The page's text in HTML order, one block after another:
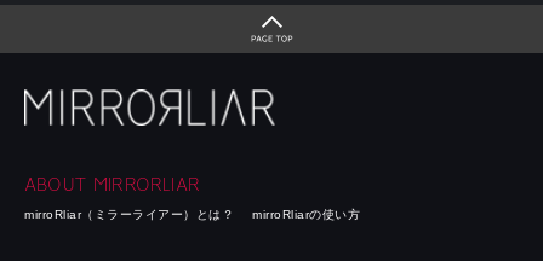
ABOUT MIRRORLIAR
mirroRliar（ミラーライアー）とは？ mirroRliarの使い方